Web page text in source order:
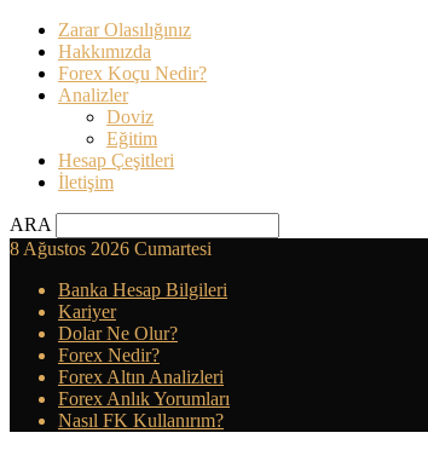
Zarar Olasılığınız
Hakkımızda
Forex Koçu Nedir?
Analizler
Doviz
Eğitim
Hesap Çeşitleri
İletişim
ARA
8 Ağustos 2026 Cumartesi
Banka Hesap Bilgileri
Kariyer
Dolar Ne Olur?
Forex Nedir?
Forex Altın Analizleri
Forex Anlık Yorumları
Nasıl FK Kullanırım?